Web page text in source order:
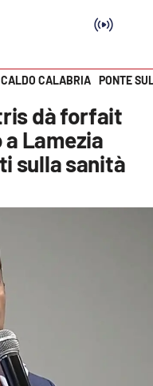
CALDO CALABRIA PONTE
dà forfait
Lamezia
sulla sanità